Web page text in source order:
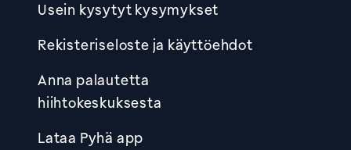
Usein kysytyt kysymykset
Rekisteriseloste ja käyttöehdot
Anna palautetta
hiihtokeskuksesta
Lataa Pyhä app